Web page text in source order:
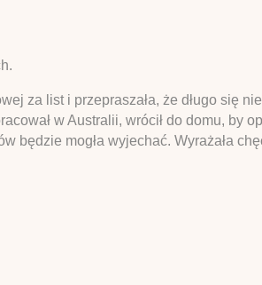
za list i przepraszała, że długo się
w Australii, wrócił do domu, by
będzie mogła wyjechać. Wyrażała